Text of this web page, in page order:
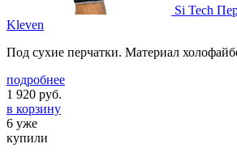
Si Tech
Kleven
Под сухие перчатки. Материал
подробнее
1 920 руб.
в корзину
6 уже
купили